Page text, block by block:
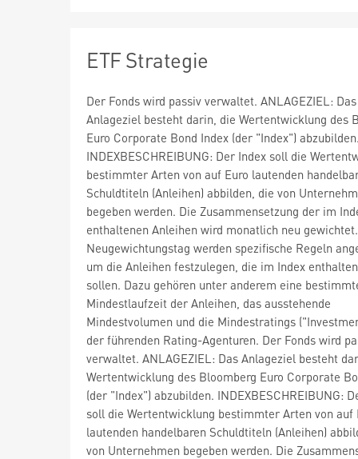
ETF Strategie
Der Fonds wird passiv verwaltet. ANLAGEZIEL: Das
Anlageziel besteht darin, die Wertentwicklung des
Euro Corporate Bond Index (der "Index")
INDEXBESCHREIBUNG: Der Index soll die
bestimmter Arten von auf Euro lautenden
Schuldtiteln (Anleihen) abbilden, die von
begeben werden. Die Zusammensetzung der im
enthaltenen Anleihen wird monatlich neu
Neugewichtungstag werden spezifische Regeln
um die Anleihen festzulegen, die im Index
sollen. Dazu gehören unter anderem eine
Mindestlaufzeit der Anleihen, das ausstehende
Mindestvolumen und die Mindestratings
der führenden Rating-Agenturen. Der Fonds wird
verwaltet. ANLAGEZIEL: Das Anlageziel besteht
Wertentwicklung des Bloomberg Euro Corporate
(der "Index") abzubilden. INDEXBESCHREIBUNG:
soll die Wertentwicklung bestimmter Arten von auf
lautenden handelbaren Schuldtiteln (Anleihen)
von Unternehmen begeben werden. Die